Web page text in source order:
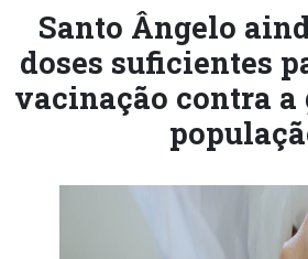
Santo Ângelo
doses suficientes
vacinação contra a